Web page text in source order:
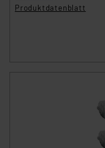
Produktdatenblatt